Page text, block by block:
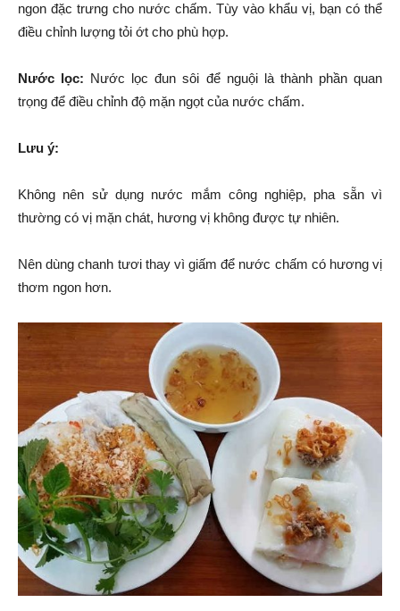
ngon đặc trưng cho nước chấm. Tùy vào khẩu vị, bạn có thể
điều chỉnh lượng tỏi ớt cho phù hợp.
Nước lọc: Nước lọc đun sôi để nguội là thành phần quan
trọng để điều chỉnh độ mặn ngọt của nước chấm.
Lưu ý:
Không nên sử dụng nước mắm công nghiệp, pha sẵn vì
thường có vị mặn chát, hương vị không được tự nhiên.
Nên dùng chanh tươi thay vì giấm để nước chấm có hương vị
thơm ngon hơn.